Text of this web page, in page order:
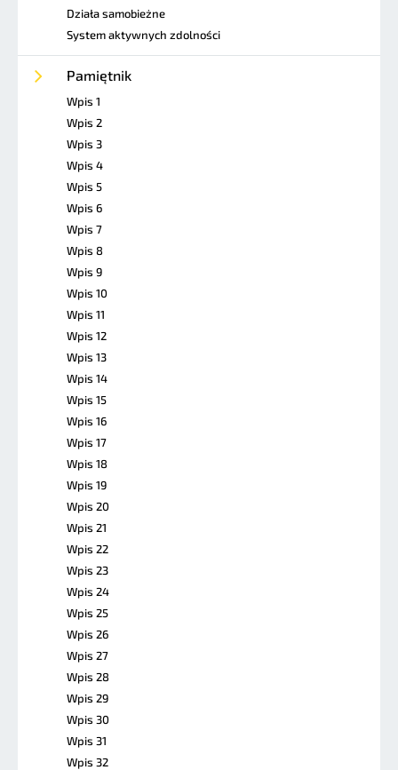
Działa samobieżne
System aktywnych zdolności
Pamiętnik
Wpis 1
Wpis 2
Wpis 3
Wpis 4
Wpis 5
Wpis 6
Wpis 7
Wpis 8
Wpis 9
Wpis 10
Wpis 11
Wpis 12
Wpis 13
Wpis 14
Wpis 15
Wpis 16
Wpis 17
Wpis 18
Wpis 19
Wpis 20
Wpis 21
Wpis 22
Wpis 23
Wpis 24
Wpis 25
Wpis 26
Wpis 27
Wpis 28
Wpis 29
Wpis 30
Wpis 31
Wpis 32